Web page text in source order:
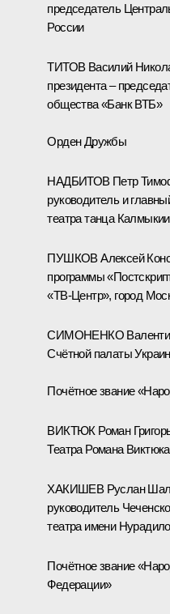
председатель
России
ТИТОВ Василий
президента –
общества «Банк ВТБ»
Орден Дружбы
НАДБИТОВ Петр
руководитель и
театра танца
ПУШКОВ Алексей
программы
«ТВ-Центр», город
СИМОНЕНКО Валентин
Счётной палаты
Почётное звание
ВИКТЮК Роман
Театра Романа
ХАКИШЕВ Руслан
руководитель
театра имени
Почётное звание
Федерации»